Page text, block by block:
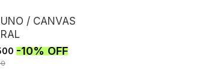
/ CANVAS
-10%OFF